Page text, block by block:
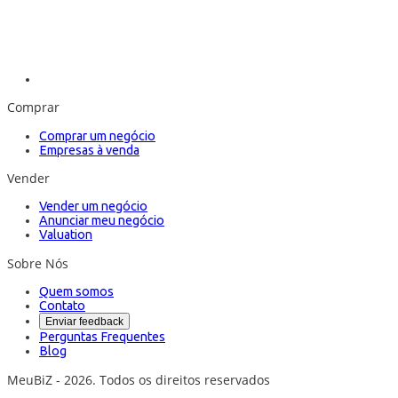
Comprar
Comprar um negócio
Empresas à venda